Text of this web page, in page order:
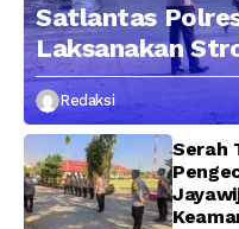
Satlantas
Laksanakan
Edukasi
Pendekatan
Redaksi
Serah